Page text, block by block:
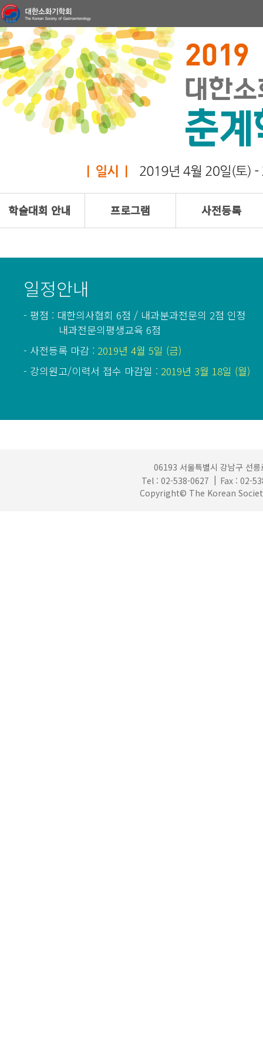
학술대회 안내 프로그램 사전등록
일정안내
- 평점 : 대한의사협회 6점 / 내과분과전문의 2점 인정
내과전문의평생교육 6점
- 사전등록 마감 : 2019년 4월 5일 (금)
- 강의원고/이력서 접수 마감일 : 2019년 3월 18일 (월)
06193 서울특별시 강남구 선
Tel : 02-538-0627
Fax : 02-
Copyright© The Korean